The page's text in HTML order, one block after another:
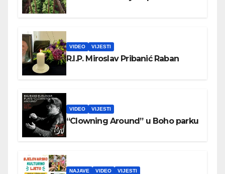
VIDEO VIJESTI
R.I.P. Miroslav Pribanić Raban
VIDEO VIJESTI
“Clowning Around” u Boho parku
NAJAVE VIDEO VIJESTI